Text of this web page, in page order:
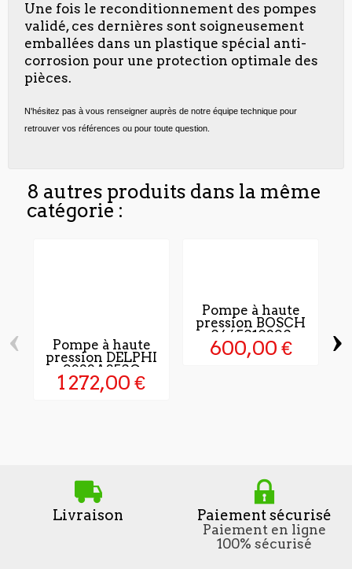
Une fois le reconditionnement des pompes
validé, ces dernières sont soigneusement
emballées dans un plastique spécial anti-
corrosion pour une protection optimale des
pièces.
N'hésitez pas à vous renseigner auprès de notre équipe technique pour
retrouver vos références ou pour toute question.
8 autres produits dans la même
catégorie :
Pompe à haute
pression DELPHI
9323A350G
1 272,00 €
Pompe à haute
pression BOSCH
0445010390
600,00 €
‹ ›
Livraison Paiement sécurisé
Paiement en ligne
100% sécurisé